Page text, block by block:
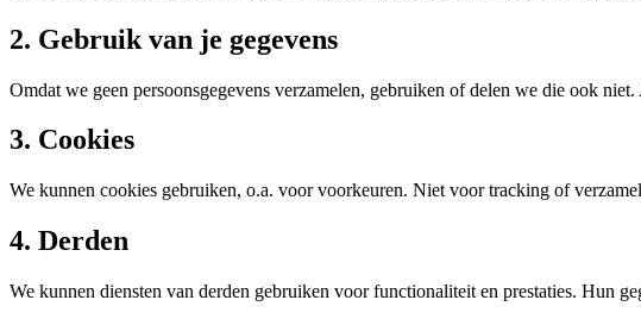
2. Gebruik van je gegevens
Omdat we geen persoonsgegevens verzamelen, gebruiken of delen we die ook
3. Cookies
We kunnen cookies gebruiken, o.a. voor voorkeuren. Niet voor tracking of
4. Derden
We kunnen diensten van derden gebruiken voor functionaliteit en prestaties. Hun